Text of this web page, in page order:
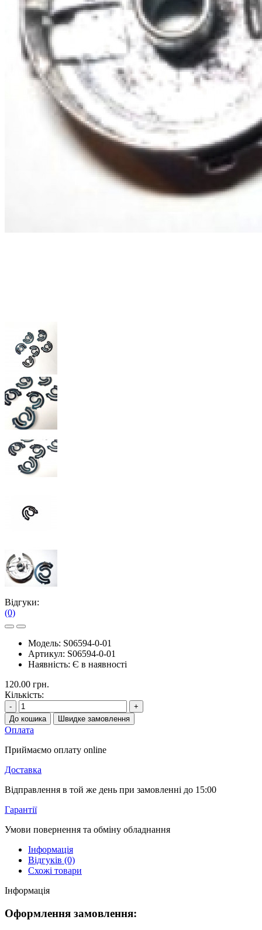
Відгуки:
(0)
Модель: S06594-0-01
Артикул: S06594-0-01
Наявність: Є в наявності
120.00 грн.
Кількість:
-
+
До кошика
Швидке замовлення
Оплата
Приймаємо оплату online
Доставка
Відправлення в той же день при замовленні до 15:00
Гарантії
Умови повернення та обміну обладнання
Інформація
Відгуків (0)
Схожі товари
Інформація
Оформлення замовлення: